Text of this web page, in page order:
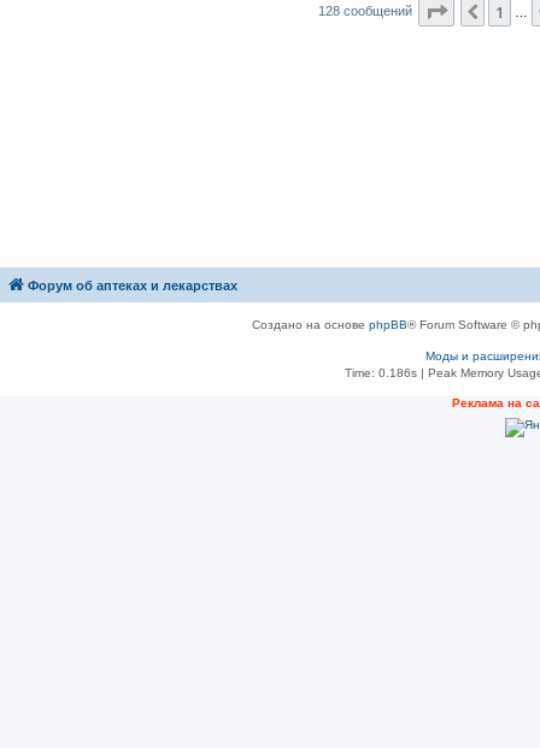
128 сообщений Страница
Пред.
1
Форум об аптеках и лекарствах
Создано на основе phpBB® Forum Software ©
Моды и
Time: 0.186s| Peak Memory
Рeклама на